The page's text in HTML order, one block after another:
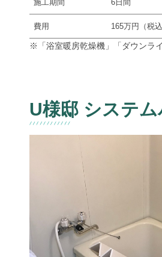
施工期間 6日間
費用 165万円（税込
※「浴室暖房乾燥機」「ダウンラ
U様邸 システム